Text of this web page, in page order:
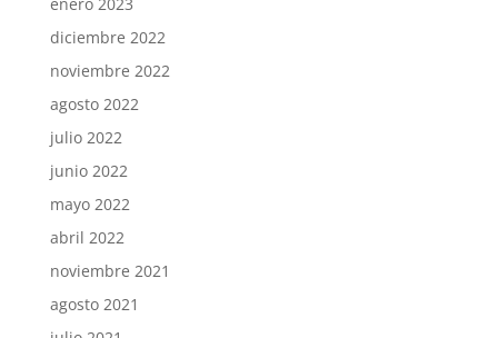
diciembre 2022
noviembre 2022
agosto 2022
julio 2022
junio 2022
mayo 2022
abril 2022
noviembre 2021
agosto 2021